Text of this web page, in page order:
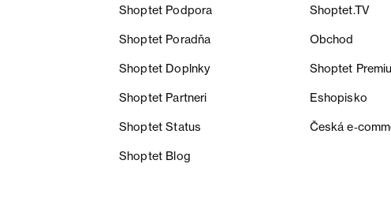
Shoptet Podpora Shoptet.TV
Shoptet Poradňa Obchod
Shoptet Doplnky Shoptet
Shoptet Partneri Eshopisko
Shoptet Status Česká
Shoptet Blog